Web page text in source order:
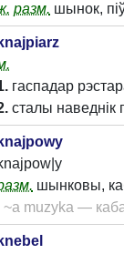
разм. шынок,
knajpiarz
гаспадар
сталы наведнік
knajpowy
шынковы,
~a muzyka —
knebel